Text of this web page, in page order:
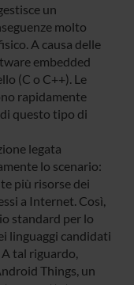
un
molto
A causa delle
embedded
(C o C++). Le
rapidamente
questo tipo di
legata
lo scenario:
più risorse dei
a Internet. Così,
standard per lo
linguaggi candidati
tal riguardo,
Things, un